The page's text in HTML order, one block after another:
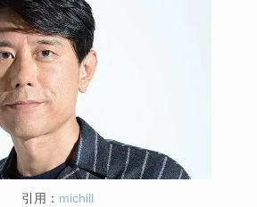
引用： michill